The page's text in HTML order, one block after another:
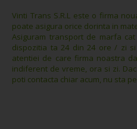
Vinti Trans S.R.L este o firma
poate asigura orice dorinta in
Asiguram transport de marfa
dispozitia ta 24 din 24 ore / zi
atentiei de care firma noastra
indiferent de vreme, ora si zi.
poti contacta chiar acum, nu sta